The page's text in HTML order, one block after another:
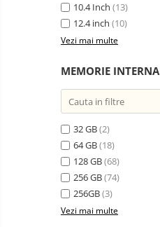
Boxe Portabile
Cititoare Cod Bare
Power station - Stații de
Panouri solare portabile
electrice
Media player cu Android
Accesorii
Miracast
10.4 Inch (13)
12.4 inch (10)
Vezi mai multe
MEMORIE INTERNA
32 GB(2)
64 GB(18)
128 GB(68)
256 GB(74)
256GB(3)
Vezi mai multe